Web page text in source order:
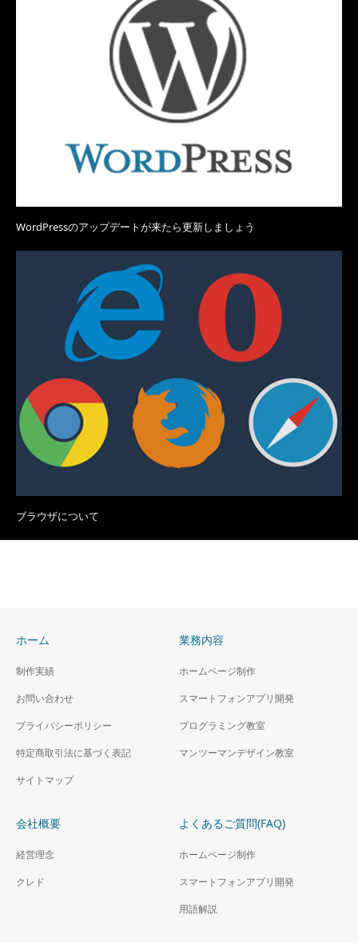
WordPressのアップデートが来たら更新しましょう
ブラウザについて
ホーム
制作実績
お問い合わせ
プライバシーポリシー
特定商取引法に基づく表記
サイトマップ
業務内容
ホームページ制作
スマートフォンアプリ開発
プログラミング教室
マンツーマンデザイン教室
会社概要
経営理念
クレド
よくあるご質問(FAQ)
ホームページ制作
スマートフォンアプリ開発
用語解説